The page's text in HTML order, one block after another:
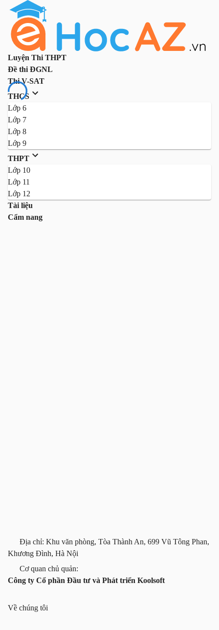
Luyện Thi THPT
Đề thi ĐGNL
Thi V-SAT
THCS
Lớp 6
Lớp 7
Lớp 8
Lớp 9
THPT
Lớp 10
Lớp 11
Lớp 12
Tài liệu
Cẩm nang
Địa chỉ: Khu văn phòng, Tòa Thành An, 699 Vũ Tông Phan,
Khương Đình, Hà Nội
Cơ quan chủ quản:
Công ty Cổ phần Đầu tư và Phát triển Koolsoft
Về chúng tôi